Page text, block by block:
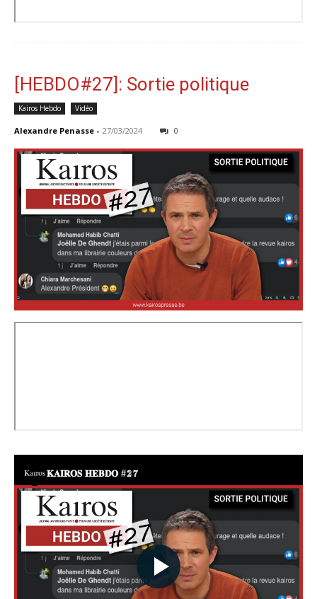
[HEBDO#27]: Sortie politique
Kairos Hebdo Vidéo
Alexandre Penasse - 27/03/2024 0